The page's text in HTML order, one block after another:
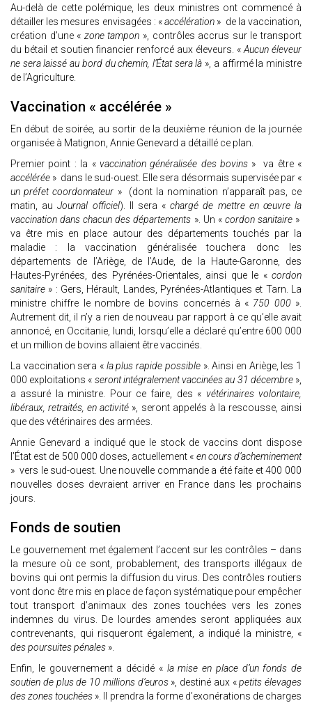
Au-delà de cette polémique, les deux ministres ont commencé à
détailler les mesures envisagées : «accélération » de la vaccination,
création d’une « zone tampon », contrôles accrus sur le transport
du bétail et soutien financier renforcé aux éleveurs. «Aucun éleveur
ne sera laissé au bord du chemin, l’État sera là », a affirmé la ministre
de l’Agriculture.
Vaccination « accélérée »
En début de soirée, au sortir de la deuxième réunion de la journée
organisée à Matignon, Annie Genevard a détaillé ce plan.
Premier point : la « vaccination généralisée des bovins » va être «
accélérée » dans le sud-ouest. Elle sera désormais supervisée par «
un préfet coordonnateur » (dont la nomination n’apparaît pas, ce
matin, auJournal officiel). Il sera « chargé de mettre en œuvre la
vaccination dans chacun des départements ». Un « cordon sanitaire»
va être mis en place autour des départements touchés par la
maladie : la vaccination généralisée touchera donc les
départements de l’Ariège, de l’Aude, de la Haute-Garonne, des
Hautes-Pyrénées, des Pyrénées-Orientales, ainsi que le «cordon
sanitaire » : Gers, Hérault, Landes, Pyrénées-Atlantiques et Tarn. La
ministre chiffre le nombre de bovins concernés à « 750 000 ».
Autrement dit, il n’y a rien de nouveau par rapport à ce qu’elle avait
annoncé, en Occitanie, lundi, lorsqu’elle a déclaré qu’entre 600 000
et un million de bovins allaient être vaccinés.
La vaccination sera « la plus rapide possible». Ainsi en Ariège, les 1
000 exploitations « seront intégralement vaccinées au 31 décembre»,
a assuré la ministre. Pour ce faire, des « vétérinaires volontaire,
libéraux, retraités, en activité », seront appelés à la rescousse, ainsi
que des vétérinaires des armées.
Annie Genevard a indiqué que le stock de vaccins dont dispose
l’État est de 500 000 doses, actuellement « en cours d’acheminement
» vers le sud-ouest. Une nouvelle commande a été faite et 400 000
nouvelles doses devraient arriver en France dans les prochains
jours.
Fonds de soutien
Le gouvernement met également l’accent sur les contrôles – dans
la mesure où ce sont, probablement, des transports illégaux de
bovins qui ont permis la diffusion du virus. Des contrôles routiers
vont donc être mis en place de façon systématique pour empêcher
tout transport d’animaux des zones touchées vers les zones
indemnes du virus. De lourdes amendes seront appliquées aux
contrevenants, qui risqueront également, a indiqué la ministre, «
des poursuites pénales ».
Enfin, le gouvernement a décidé «la mise en place d’un fonds de
soutien de plus de 10 millions d’euros», destiné aux «petits élevages
des zones touchées ». Il prendra la forme d’exonérations de charges